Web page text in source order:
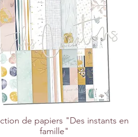
de papiers "Des instants en
famille"